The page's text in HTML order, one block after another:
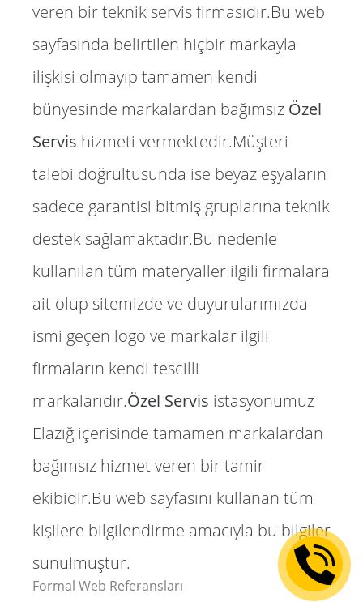
veren bir teknik servis firmasıdır.Bu web
sayfasında belirtilen hiçbir markayla
ilişkisi olmayıp tamamen kendi
bünyesinde markalardan bağımsız Özel
Servis hizmeti vermektedir.Müşteri
talebi doğrultusunda ise beyaz eşyaların
sadece garantisi bitmiş gruplarına teknik
destek sağlamaktadır.Bu nedenle
kullanılan tüm materyaller ilgili firmalara
ait olup sitemizde ve duyurularımızda
ismi geçen logo ve markalar ilgili
firmaların kendi tescilli
markalarıdır.Özel Servis istasyonumuz
Elazığ içerisinde tamamen markalardan
bağımsız hizmet veren bir tamir
ekibidir.Bu web sayfasını kullanan tüm
kişilere bilgilendirme amacıyla bu bilgiler
sunulmuştur.
Formal Web Referansları